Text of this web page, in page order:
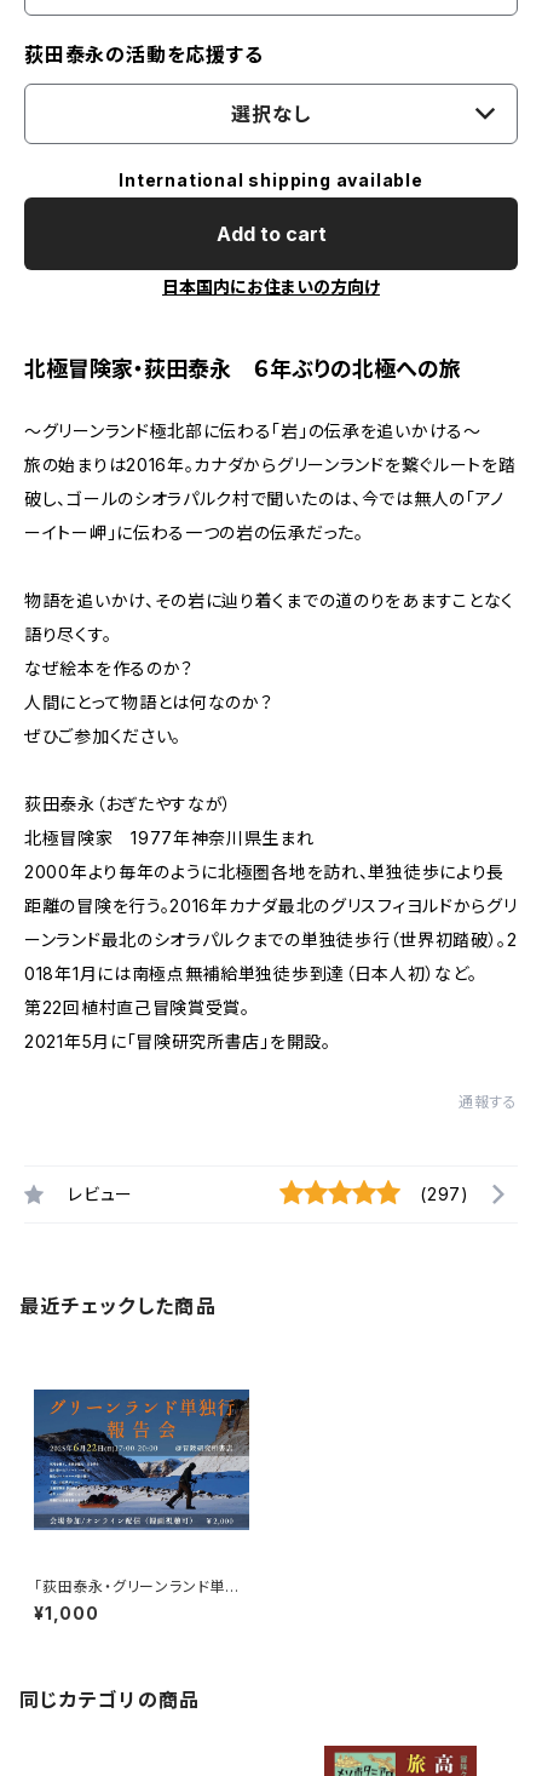
荻田泰永の活動を応援する
選択なし
International shipping available
Add to cart
日本国内にお住まいの方向け
北極冒険家・荻田泰永 ６年ぶりの北極への旅
〜グリーンランド極北部に伝わる「岩」の伝承を追いかける〜
旅の始まりは2016年。カナダからグリーンランドを繋ぐルートを踏
破し、ゴールのシオラパルク村で聞いたのは、今では無人の「アノ
ーイトー岬」に伝わる一つの岩の伝承だった。
物語を追いかけ、その岩に辿り着くまでの道のりをあますことなく
語り尽くす。
なぜ絵本を作るのか？
人間にとって物語とは何なのか？
ぜひご参加ください。
荻田泰永（おぎたやすなが）
北極冒険家 1977年神奈川県生まれ
2000年より毎年のように北極圏各地を訪れ、単独徒歩により長
距離の冒険を行う。2016年カナダ最北のグリスフィヨルドからグリ
ーンランド最北のシオラパルクまでの単独徒歩行（世界初踏破）。2
018年1月には南極点無補給単独徒歩到達（日本人初）など。
第22回植村直己冒険賞受賞。
2021年5月に「冒険研究所書店」を開設。
通報する
レビュー (297)
最近チェックした商品
「荻田泰永・グリーンランド単独
行報告会」録画視聴権
¥1,000
同じカテゴリの商品